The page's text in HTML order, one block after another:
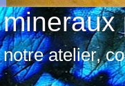
mineraux
notre atelier,